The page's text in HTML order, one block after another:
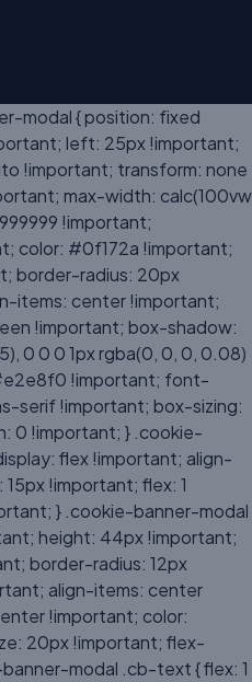
modal { position: fixed
left: 25px !important;
!important; transform: none
max-width: calc(100vw
!important;
color: #0f172a !important;
border-radius: 20px
items: center !important;
!important; box-shadow:
0 0 0 1px rgba(0, 0, 0, 0.08)
!important; font-
serif !important; box-sizing:
0 !important; } .cookie-
flex !important; align-
!important; flex: 1
} .cookie-banner-modal
height: 44px !important;
border-radius: 12px
align-items: center
!important; color:
20px !important; flex-
modal .cb-text { flex: 1